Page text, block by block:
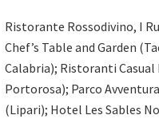
Ristorante Rossodivino, I
Chef’s Table and Garden
Calabria); Ristoranti Casual
Portorosa); Parco
(Lipari); Hotel Les Sables